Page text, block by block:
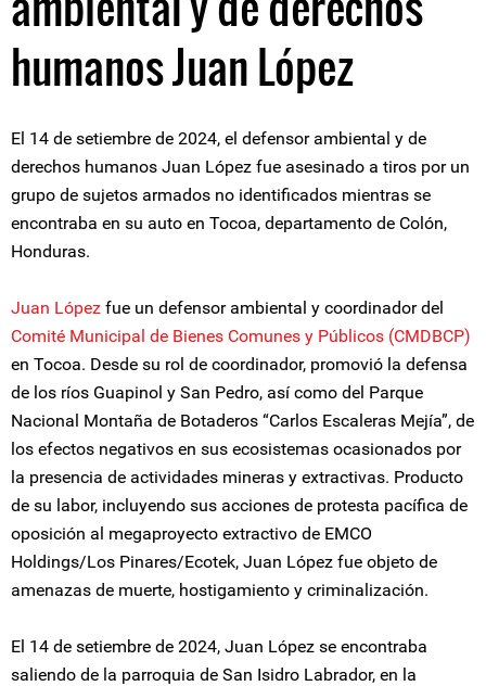
humanos Juan López
El 14 de setiembre de 2024, el defensor ambiental y de
derechos humanos Juan López fue asesinado a tiros por un
grupo de sujetos armados no identificados mientras se
encontraba en su auto en Tocoa, departamento de Colón,
Honduras.
Juan López fue un defensor ambiental y coordinador del
Comité Municipal de Bienes Comunes y Públicos (CMDBCP)
en Tocoa. Desde su rol de coordinador, promovió la defensa
de los ríos Guapinol y San Pedro, así como del Parque
Nacional Montaña de Botaderos “Carlos Escaleras Mejía”, de
los efectos negativos en sus ecosistemas ocasionados por
la presencia de actividades mineras y extractivas. Producto
de su labor, incluyendo sus acciones de protesta pacífica de
oposición al megaproyecto extractivo de EMCO
Holdings/Los Pinares/Ecotek, Juan López fue objeto de
amenazas de muerte, hostigamiento y criminalización.
El 14 de setiembre de 2024, Juan López se encontraba
saliendo de la parroquia de San Isidro Labrador, en la